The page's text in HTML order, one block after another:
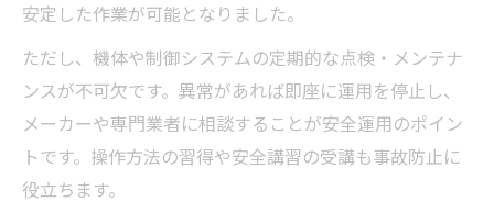
安定した作業が可能となりました。
ただし、機体や制御システムの定期的な点検・メンテナ
ンスが不可欠です。異常があれば即座に運用を停止し、
メーカーや専門業者に相談することが安全運用のポイン
トです。操作方法の習得や安全講習の受講も事故防止に
役立ちます。